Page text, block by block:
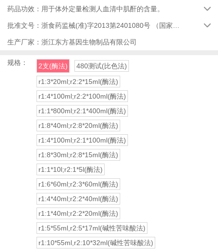
药品功效： 用于体外定量检测人血清中肌酐的含量。 
批准文号： 浙食药监械(准)字2013第2401080号 （国家药品监督管理局） 
生产厂家： 浙江东方基因生物制品有限公司
规格： 2支(酶法)
480测试(比色法)
r1:3*20ml;r2:2*15ml(酶法)
r1:4*100ml;r2:2*100ml(酶法)
r1:1*800ml;r2:1*400ml(酶法)
r1:8*40ml;r2:8*20ml(酶法)
r1:4*100ml;r2:1*100ml(酶法)
r1:8*30ml;r2:8*15ml(酶法)
r1:1*10l;r2:1*5l(酶法)
r1:6*60ml;r2:3*60ml(酶法)
r1:4*40ml;r2:2*40ml(酶法)
r1:1*40ml;r2:2*20ml(酶法)
r1:5*55ml,r2:5*17ml(碱性苦味酸法)
r1:10*55ml,r2:10*32ml(碱性苦味酸法)